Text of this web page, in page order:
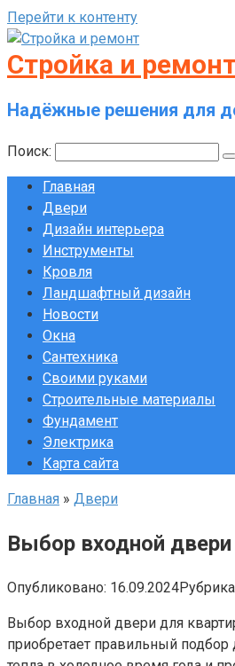
Перейти к контенту
Стройка и
Надёжные решения для
Поиск:
Главная
Двери
Дизайн интерьера
Инструменты
Кровля
Ландшафтный дизайн
Новости
Окна
Сантехника
Своими руками
Строительные материалы
Фундамент
Электрика
Карта сайта
Главная » Двери
Выбор входной
Опубликовано: 16.09.2024
Выбор входной двери для
приобретает правильный подбор